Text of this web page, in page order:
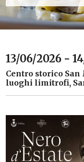
13/06/2026 -
Centro storico
luoghi limitrofi,